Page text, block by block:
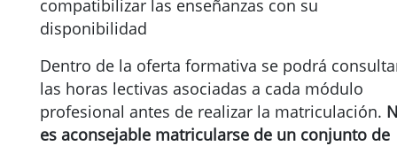
compatibilizar las enseñanzas con su
disponibilidad
Dentro de la oferta formativa se podrá
las horas lectivas asociadas a cada módulo
profesional antes de realizar la matriculación.
es aconsejable matricularse de un conjunto de